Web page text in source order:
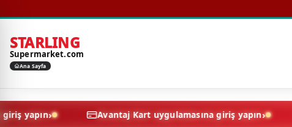
STARLING
Supermarket.com
Ana Sayfa
giriş yapın Avantaj Kart uygulamasına giriş yapın